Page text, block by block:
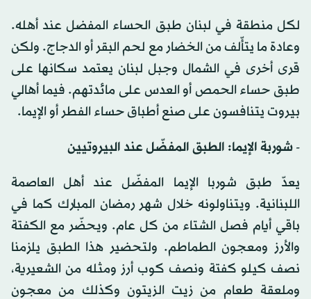
لكل منطقة في لبنان طبق الحساء المفضل عند أهله.
وعادة ما يتأّلف من الخضار مع لحم البقر أو الدجاج. ولكن
قرى أخرى في الشمال وجبل لبنان يعتمد سكانها على
طبق حساء الحمص أو العدس على مائدتهم. فيما أهالي
بيروت يتنافسون على صنع أطباق حساء الفطر أو الإيما.
- شوربة الإيما: الطبق المفضّل عند البيروتيين
يعدّ طبق شوربا الإيما المفضّل عند أهل العاصمة
اللبنانية. ويتناولونه خلال شهر رمضان المبارك كما في
باقي أيام فصل الشتاء من كل عام. ويحضّر مع الكفتة
والأرز ومعجون الطماطم. ولتحضير هذا الطبق يلزمنا
نصف كيلو كفتة ونصف كوب أرز ومثله من الشعيرية،
وملعقة طعام من زيت الزيتون وكذلك من معجون